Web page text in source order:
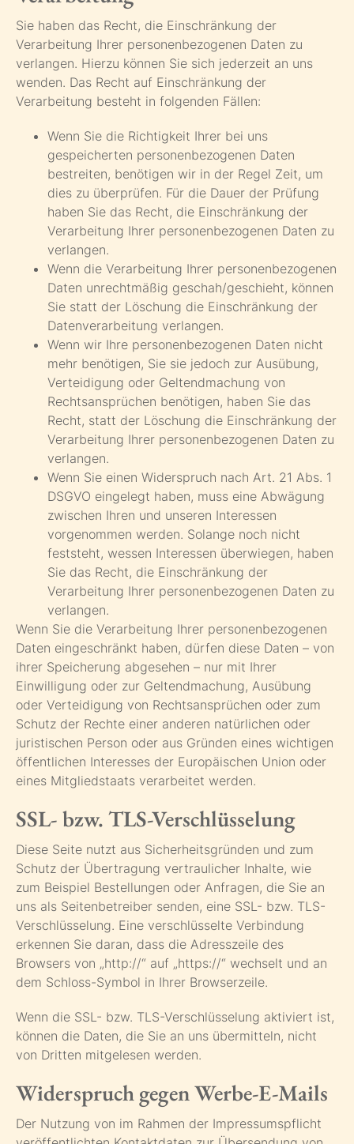
Sie haben das Recht, die Einschränkung der
Verarbeitung Ihrer personenbezogenen Daten zu
verlangen. Hierzu können Sie sich jederzeit an uns
wenden. Das Recht auf Einschränkung der
Verarbeitung besteht in folgenden Fällen:
Wenn Sie die Richtigkeit Ihrer bei uns
gespeicherten personenbezogenen Daten
bestreiten, benötigen wir in der Regel Zeit, um
dies zu überprüfen. Für die Dauer der Prüfung
haben Sie das Recht, die Einschränkung der
Verarbeitung Ihrer personenbezogenen Daten zu
verlangen.
Wenn die Verarbeitung Ihrer personenbezogenen
Daten unrechtmäßig geschah/geschieht, können
Sie statt der Löschung die Einschränkung der
Datenverarbeitung verlangen.
Wenn wir Ihre personenbezogenen Daten nicht
mehr benötigen, Sie sie jedoch zur Ausübung,
Verteidigung oder Geltendmachung von
Rechtsansprüchen benötigen, haben Sie das
Recht, statt der Löschung die Einschränkung der
Verarbeitung Ihrer personenbezogenen Daten zu
verlangen.
Wenn Sie einen Widerspruch nach Art. 21 Abs. 1
DSGVO eingelegt haben, muss eine Abwägung
zwischen Ihren und unseren Interessen
vorgenommen werden. Solange noch nicht
feststeht, wessen Interessen überwiegen, haben
Sie das Recht, die Einschränkung der
Verarbeitung Ihrer personenbezogenen Daten zu
verlangen.
Wenn Sie die Verarbeitung Ihrer personenbezogenen
Daten eingeschränkt haben, dürfen diese Daten – von
ihrer Speicherung abgesehen – nur mit Ihrer
Einwilligung oder zur Geltendmachung, Ausübung
oder Verteidigung von Rechtsansprüchen oder zum
Schutz der Rechte einer anderen natürlichen oder
juristischen Person oder aus Gründen eines wichtigen
öffentlichen Interesses der Europäischen Union oder
eines Mitgliedstaats verarbeitet werden.
SSL- bzw. TLS-Verschlüsselung
Diese Seite nutzt aus Sicherheitsgründen und zum
Schutz der Übertragung vertraulicher Inhalte, wie
zum Beispiel Bestellungen oder Anfragen, die Sie an
uns als Seitenbetreiber senden, eine SSL- bzw. TLS-
Verschlüsselung. Eine verschlüsselte Verbindung
erkennen Sie daran, dass die Adresszeile des
Browsers von „http://“ auf „https://“ wechselt und an
dem Schloss-Symbol in Ihrer Browserzeile.
Wenn die SSL- bzw. TLS-Verschlüsselung aktiviert ist,
können die Daten, die Sie an uns übermitteln, nicht
von Dritten mitgelesen werden.
Widerspruch gegen Werbe-E-Mails
Der Nutzung von im Rahmen der Impressumspflicht